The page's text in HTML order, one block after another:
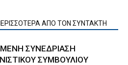
ΑΠΟ ΤΟΝ ΣΥΝΤΑΚΤΗ
ΣΥΝΕΔΡΙΑΣΗ
ΣΥΜΒΟΥΛΙΟΥ